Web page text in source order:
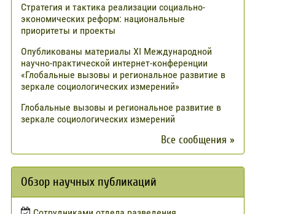
Стратегия и тактика реализации социально-
экономических реформ: национальные
приоритеты и проекты
Опубликованы материалы XI Международной
научно-практической интернет-конференции
«Глобальные вызовы и региональное развитие в
зеркале социологических измерений»
Глобальные вызовы и региональное развитие в
зеркале социологических измерений
Все сообщения »
Обзор научных публикаций